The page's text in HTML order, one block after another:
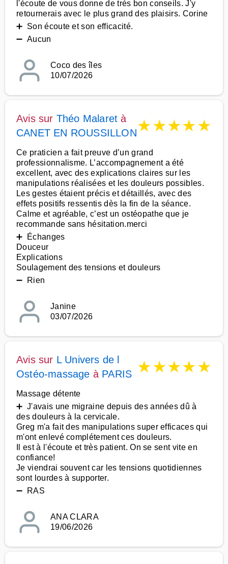
l'écoute de vous donne de très bon conseils. J'y
retournerais avec le plus grand des plaisirs. Corine
➕ Son écoute et son efficacité.
➖ Aucun
Coco des îles
10/07/2026
Avis sur Théo Malaret à
CANET EN ROUSSILLON★★★★★
Ce praticien a fait preuve d’un grand
professionnalisme. L’accompagnement a été
excellent, avec des explications claires sur les
manipulations réalisées et les douleurs possibles.
Les gestes étaient précis et détaillés, avec des
effets positifs ressentis dès la fin de la séance.
Calme et agréable, c’est un ostéopathe que je
recommande sans hésitation.merci
➕ Échanges
Douceur
Explications
Soulagement des tensions et douleurs
➖ Rien
Janine
03/07/2026
Avis sur L Univers de l
Ostéo-massage à PARIS ★★★★★
Massage détente
➕ J'avais une migraine depuis des années dû à
des douleurs à la cervicale.
Greg m'a fait des manipulations super efficaces qui
m'ont enlevé complétement ces douleurs.
Il est à l'écoute et très patient. On se sent vite en
confiance!
Je viendrai souvent car les tensions quotidiennes
sont lourdes à supporter.
➖ RAS
ANA CLARA
19/06/2026